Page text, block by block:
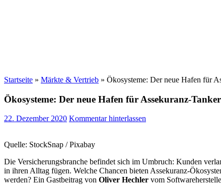
Startseite » Märkte & Vertrieb » Ökosysteme: Der neue Hafen für
Ökosysteme: Der neue Hafen für Assekuranz-Tanker
22. Dezember 2020 Kommentar hinterlassen
Quelle: StockSnap / Pixabay
Die Versicherungsbranche befindet sich im Umbruch: Kunden
in ihren Alltag fügen. Welche Chancen bieten Assekuranz-
werden? Ein Gastbeitrag von Oliver Hechler vom